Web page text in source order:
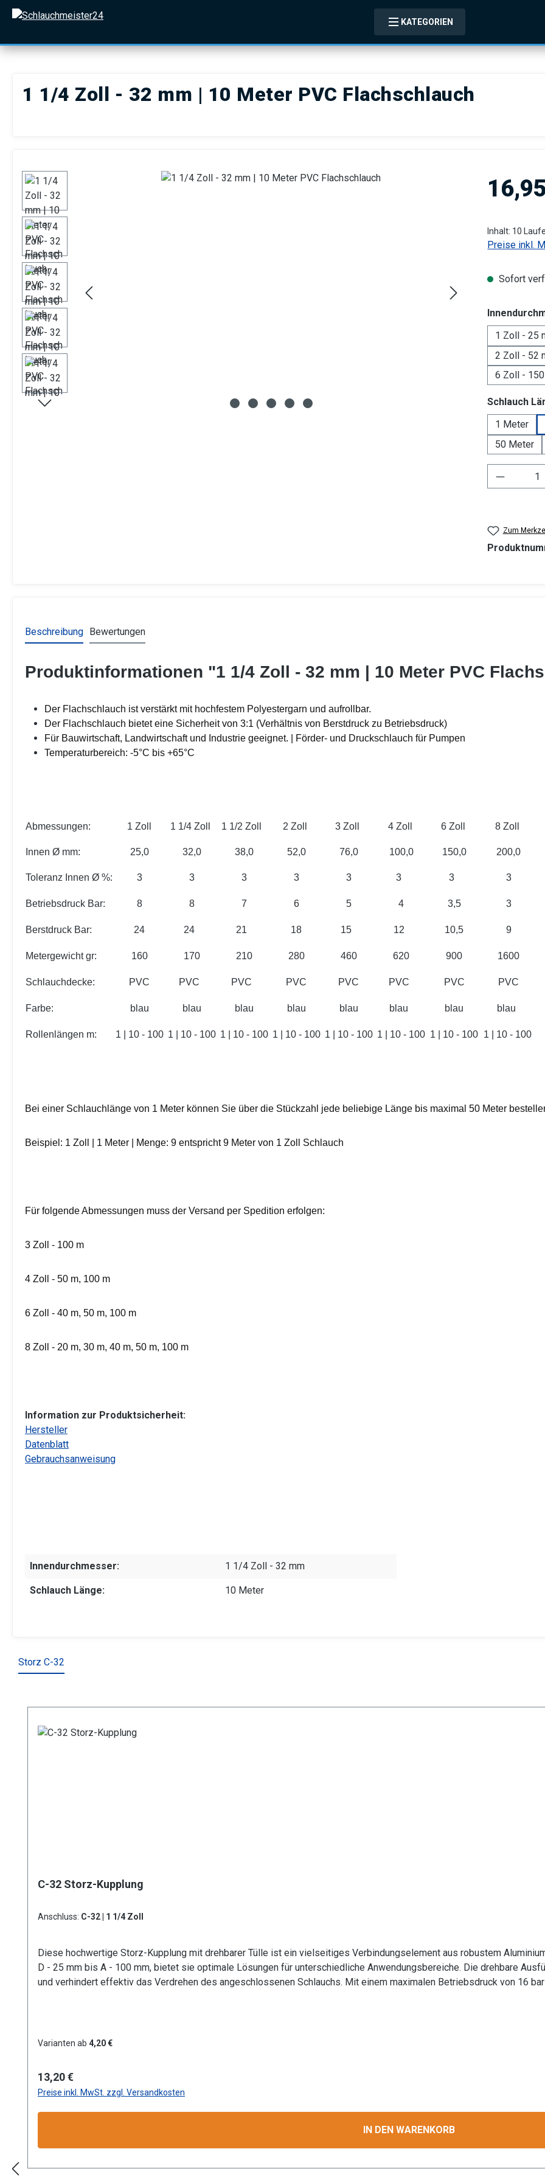
Hauptinhalt springen
Zur Suche springen
Zur Hauptnavigation springen
KATEGORIEN
1 1/4 Zoll - 32 mm | 10 Meter PVC Flachschlauch
Regulärer
Inhalt: 10
Preise inkl.
Sofort
1 Zoll - 25
2 Zoll - 52
6 Zoll -
Schlauch
1 Meter
50 Meter
Zum
Beschreibung Bewertungen
Produktinformationen "1 1/4 Zoll - 32 mm | 10 Meter PVC
Der Flachschlauch ist verstärkt mit hochfestem Polyestergarn und aufrollbar.
Der Flachschlauch bietet eine Sicherheit von 3:1 (Verhältnis von Berstdruck zu Betriebsdruck)
Für Bauwirtschaft, Landwirtschaft und Industrie geeignet. | Förder- und Druckschlauch für Pumpen
Temperaturbereich: -5°C bis +65°C
Abmessungen: 1 Zoll 1 1/4 Zoll 1 1/2 Zoll 2 Zoll 3 Zoll 4 Zoll 6 Zoll 8 Zoll
Innen Ø mm: 25,0 32,0 38,0 52,0 76,0 100,0 150,0 200,0
Toleranz Innen Ø %: 3 3 3 3 3 3 3 3
Betriebsdruck Bar: 8 8 7 6 5 4 3,5 3
Berstdruck Bar: 24 24 21 18 15 12 10,5 9
Metergewicht gr: 160 170 210 280 460 620 900 1600
Schlauchdecke: PVC PVC PVC PVC PVC PVC PVC PVC
Farbe: blau blau blau blau blau blau blau blau
Rollenlängen m: 1 | 10 - 100 1 | 10 - 100 1 | 10 - 100 1 | 10 - 100 1 | 10 - 100 1 | 10 - 100 1 | 10 - 100 1 | 10 - 100
Bei einer Schlauchlänge von 1 Meter können Sie über die Stückzahl jede beliebige Länge bis maximal 50 Meter
Beispiel: 1 Zoll | 1 Meter | Menge: 9 entspricht 9 Meter von 1 Zoll Schlauch
Für folgende Abmessungen muss der Versand per Spedition erfolgen:
3 Zoll - 100 m
4 Zoll - 50 m, 100 m
6 Zoll - 40 m, 50 m, 100 m
8 Zoll - 20 m, 30 m, 40 m, 50 m, 100 m
Information zur Produktsicherheit:
Hersteller
Datenblatt
Gebrauchsanweisung
Innendurchmesser: 1 1/4 Zoll - 32 mm
Schlauch Länge: 10 Meter
Storz C-32
C-32 Storz-Kupplung
Anschluss: C-32 | 1 1/4 Zoll
Diese hochwertige Storz-Kupplung mit drehbarer Tülle ist ein vielseitiges Verbindungselement aus robustem
D - 25 mm bis A - 100 mm, bietet sie optimale Lösungen für unterschiedliche Anwendungsbereiche. Die drehbare
und verhindert effektiv das Verdrehen des angeschlossenen Schlauchs. Mit einem maximalen Betriebsdruck von 16
Durchflussanforderungen. GRÖSSEN: C Storz-Kupplung mit Tüllen-Ø 32 mm KONSTRUKTION: Hochwertige Aluminium-Ausführung mit drehbarer Tülle für optimale
EINSATZGEBIETE: Vielseitig verwendbar in Industrie, Gewerbe, Garten- und Landschaftsbau, Baugewerbe und Landwirtschaft
Produktsicherheit:HerstellerDatenblattGebrauchsanweisung
Varianten ab 4,20 €
Regulärer Preis:
13,20 €
Preise inkl. MwSt. zzgl. Versandkosten
IN DEN WARENKORB